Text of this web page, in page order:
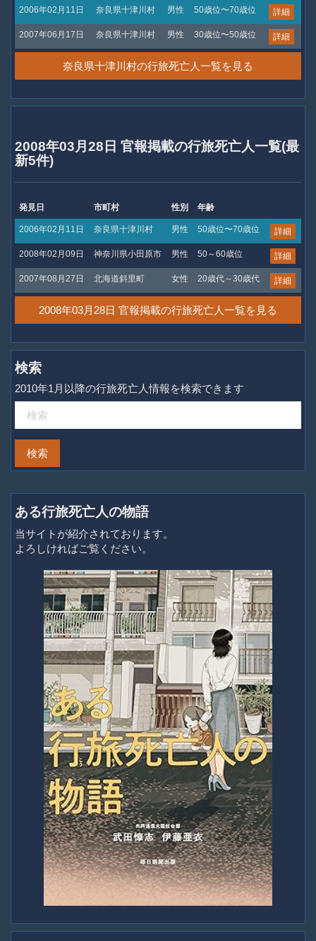
2006年02月11日 奈良県十津川村 男性 50歳位〜70歳位 詳細
2007年06月17日 奈良県十津川村 男性 30歳位〜50歳位 詳細
奈良県十津川村の行旅死亡人一覧を見る
2008年03月28日 官報掲載の行旅死亡人一覧(最
新5件)
発見日 市町村 性別 年齢
2006年02月11日 奈良県十津川村 男性 50歳位〜70歳位 詳細
2008年02月09日 神奈川県小田原市 男性 50～60歳位 詳細
2007年08月27日 北海道斜里町 女性 20歳代～30歳代 詳細
2008年03月28日 官報掲載の行旅死亡人一覧を見る
検索
2010年1月以降の行旅死亡人情報を検索できます
ある行旅死亡人の物語
当サイトが紹介されております。
よろしければご覧ください。